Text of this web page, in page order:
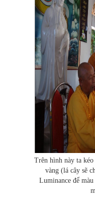
Trên hình này ta
vàng (lá cây sẽ
Luminance để